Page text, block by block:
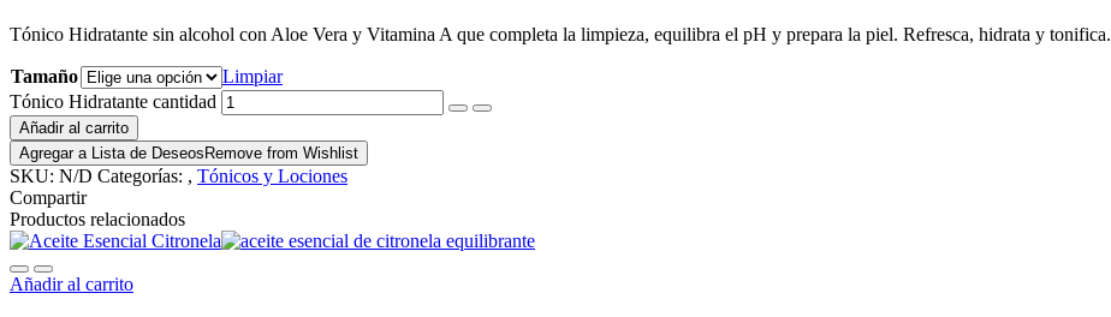
Tónico Hidratante sin alcohol con Aloe Vera y Vitamina A que completa la limpieza, equilibra el pH y prepara la piel. Refresca, hidrata y tonifica.
Tamaño
Limpiar
Tónico Hidratante cantidad
Añadir al carrito
Agregar a Lista de DeseosRemove from Wishlist
SKU: N/D Categorías: , Tónicos y Lociones
Compartir
Productos relacionados
Añadir al carrito